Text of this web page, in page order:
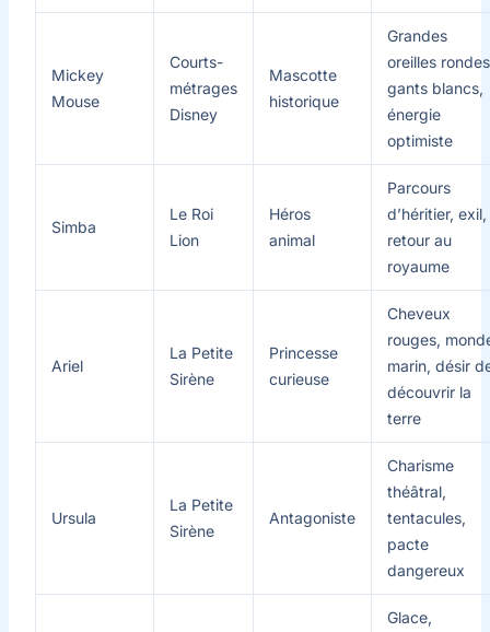
Mickey
Mouse
Courts-
métrages
Disney
Mascotte
historique
Grandes
oreilles
gants blancs,
énergie
optimiste
Simba
Le Roi
Lion
Héros
animal
Parcours
d’héritier, exil,
retour au
royaume
Ariel
La Petite
Sirène
Princesse
curieuse
Cheveux
rouges,
marin, désir
découvrir la
terre
Ursula
La Petite
Sirène
Antagoniste
Charisme
théâtral,
tentacules,
pacte
dangereux
Glace,